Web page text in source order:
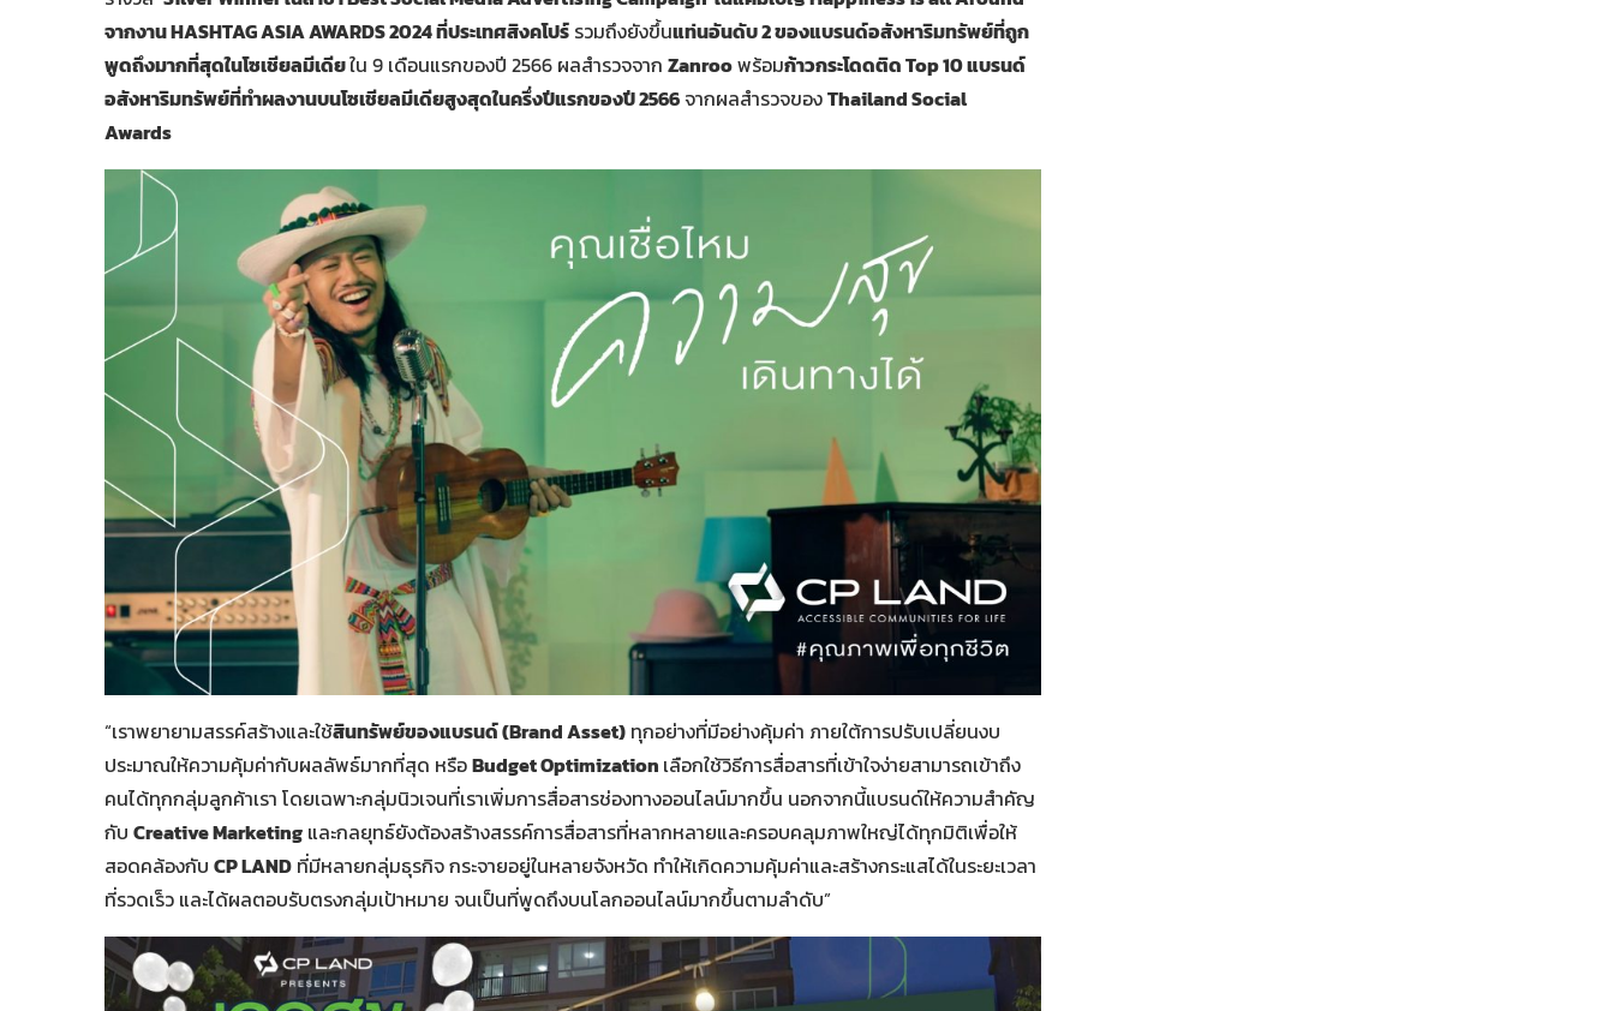
จากงาน HASHTAG ASIA AWARDS 2024 ที่ประเทศสิงคโปร์ รวมถึงยังขึ้นแท่นอันดับ 2 ของแบรนด์อสังหาริมทรัพย์ที่ถูก
พูดถึงมากที่สุดในโซเชียลมีเดียใน 9 เดือนแรกของปี 2566 ผลสำรวจจาก Zanrooพร้อมก้าวกระโดดติด Top 10 แบรนด์
อสังหาริมทรัพย์ที่ทำผลงานบนโซเชียลมีเดียสูงสุดในครึ่งปีแรกของปี 2566จากผลสำรวจของThailand Social
Awards
“เราพยายามสรรค์สร้างและใช้สินทรัพย์ของแบรนด์ (Brand Asset) ทุกอย่างที่มีอย่างคุ้มค่า ภายใต้การปรับเปลี่ยนงบ
ประมาณให้ความคุ้มค่ากับผลลัพธ์มากที่สุด หรือBudget Optimization เลือกใช้วิธีการสื่อสารที่เข้าใจง่ายสามารถเข้าถึง
คนได้ทุกกลุ่มลูกค้าเรา โดยเฉพาะกลุ่มนิวเจนที่เราเพิ่มการสื่อสารช่องทางออนไลน์มากขึ้น นอกจากนี้แบรนด์ให้ความสำคัญ
กับ Creative Marketing และกลยุทธ์ยังต้องสร้างสรรค์การสื่อสารที่หลากหลายและครอบคลุมภาพใหญ่ได้ทุกมิติเพื่อให้
สอดคล้องกับ CP LAND ที่มีหลายกลุ่มธุรกิจ กระจายอยู่ในหลายจังหวัด ทำให้เกิดความคุ้มค่าและสร้างกระแสได้ในระยะเวลา
ที่รวดเร็ว และได้ผลตอบรับตรงกลุ่มเป้าหมาย จนเป็นที่พูดถึงบนโลกออนไลน์มากขึ้นตามลำดับ”